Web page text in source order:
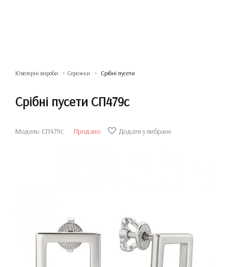
Ювелірні вироби Сережки Срібні пусети
Срібні пусети СП479с
Модель: СП479с Продано Додати у вибране